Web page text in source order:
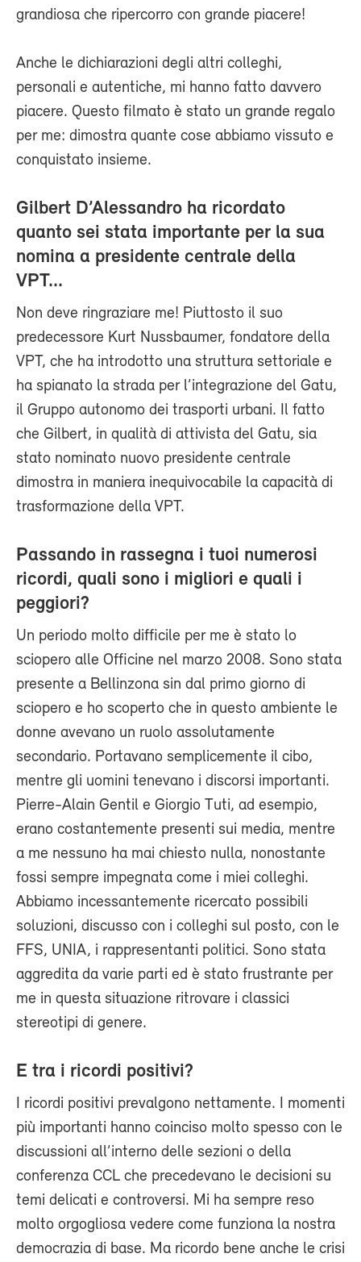
grandiosa che ripercorro con grande piacere!
Anche le dichiarazioni degli altri colleghi,
personali e autentiche, mi hanno fatto davvero
piacere. Questo filmato è stato un grande regalo
per me: dimostra quante cose abbiamo vissuto e
conquistato insieme.
Gilbert D’Alessandro ha ricordato
quanto sei stata importante per la sua
nomina a presidente centrale della
VPT...
Non deve ringraziare me! Piuttosto il suo
predecessore Kurt Nussbaumer, fondatore della
VPT, che ha introdotto una struttura settoriale e
ha spianato la strada per l’integrazione del Gatu,
il Gruppo autonomo dei trasporti urbani. Il fatto
che Gilbert, in qualità di attivista del Gatu, sia
stato nominato nuovo presidente centrale
dimostra in maniera inequivocabile la capacità di
trasformazione della VPT.
Passando in rassegna i tuoi numerosi
ricordi, quali sono i migliori e quali i
peggiori?
Un periodo molto difficile per me è stato lo
sciopero alle Officine nel marzo 2008. Sono stata
presente a Bellinzona sin dal primo giorno di
sciopero e ho scoperto che in questo ambiente le
donne avevano un ruolo assolutamente
secondario. Portavano semplicemente il cibo,
mentre gli uomini tenevano i discorsi importanti.
Pierre-Alain Gentil e Giorgio Tuti, ad esempio,
erano costantemente presenti sui media, mentre
a me nessuno ha mai chiesto nulla, nonostante
fossi sempre impegnata come i miei colleghi.
Abbiamo incessantemente ricercato possibili
soluzioni, discusso con i colleghi sul posto, con le
FFS, UNIA, i rappresentanti politici. Sono stata
aggredita da varie parti ed è stato frustrante per
me in questa situazione ritrovare i classici
stereotipi di genere.
E tra i ricordi positivi?
I ricordi positivi prevalgono nettamente. I momenti
più importanti hanno coinciso molto spesso con le
discussioni all’interno delle sezioni o della
conferenza CCL che precedevano le decisioni su
temi delicati e controversi. Mi ha sempre reso
molto orgogliosa vedere come funziona la nostra
democrazia di base. Ma ricordo bene anche le crisi